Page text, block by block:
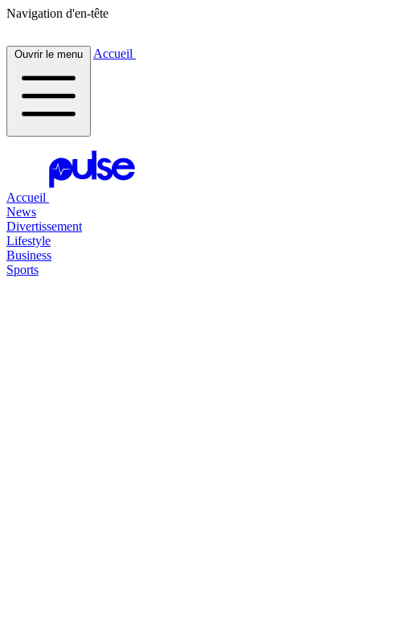
Navigation d'en-tête
Ouvrir le menu Accueil
Accueil
News
Divertissement
Lifestyle
Business
Sports